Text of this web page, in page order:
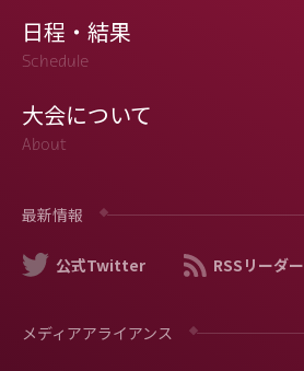
日程・結果
Schedule
大会について
About
最新情報
公式Twitter RSSリーダー
メディアアライアンス